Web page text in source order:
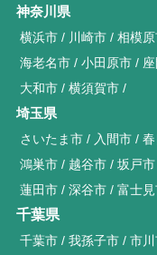
神奈川県
横浜市 川崎市 相模
海老名市
小田原市
大和市
横須賀市
埼玉県
さいたま市 入間市
鴻巣市
越谷市 坂戸市
蓮田市
深谷市 富士
千葉県
千葉市 我孫子市 市